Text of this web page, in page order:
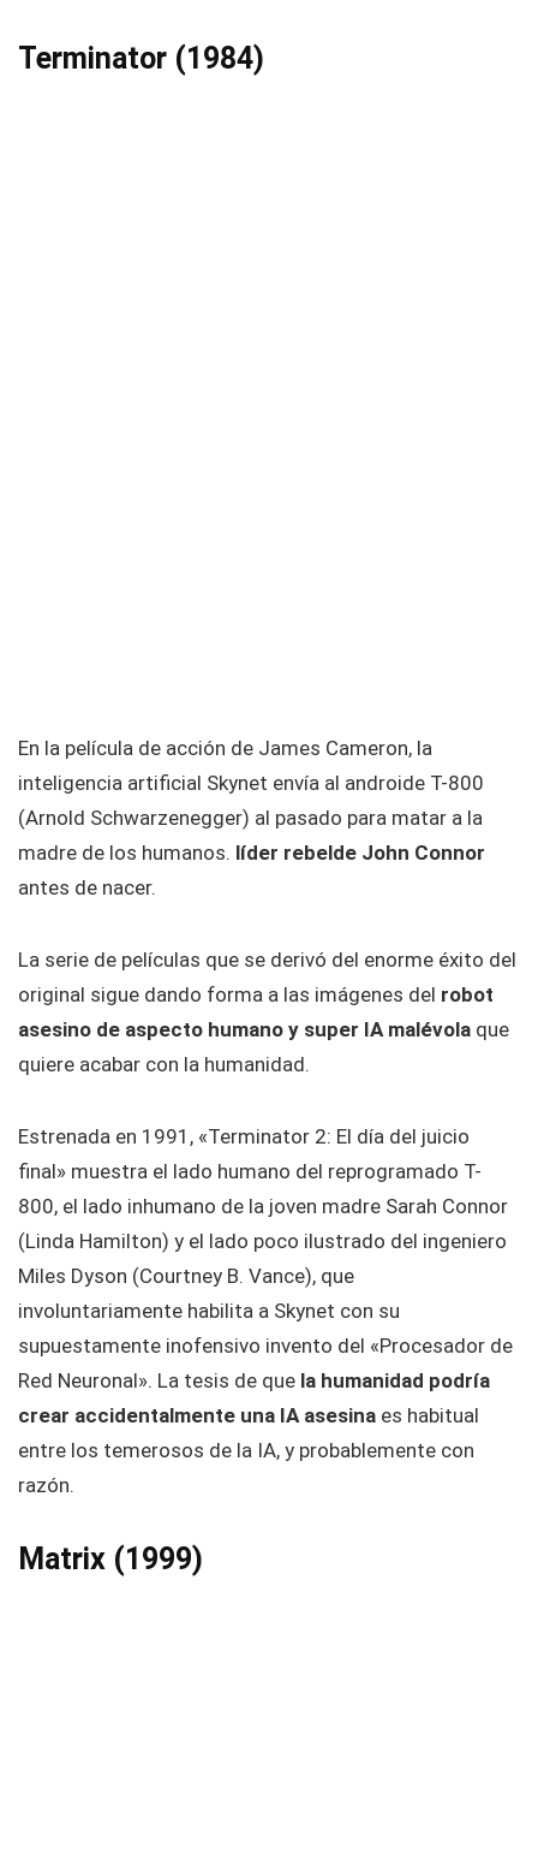
Terminator (1984)
En la película de acción de James Cameron, la
inteligencia artificial Skynet envía al androide T-800
(Arnold Schwarzenegger) al pasado para matar a la
madre de los humanos. líder rebelde John Connor
antes de nacer.
La serie de películas que se derivó del enorme éxito del
original sigue dando forma a las imágenes del robot
asesino de aspecto humano y super IA malévola que
quiere acabar con la humanidad.
Estrenada en 1991, «Terminator 2: El día del juicio
final» muestra el lado humano del reprogramado T-
800, el lado inhumano de la joven madre Sarah Connor
(Linda Hamilton) y el lado poco ilustrado del ingeniero
Miles Dyson (Courtney B. Vance), que
involuntariamente habilita a Skynet con su
supuestamente inofensivo invento del «Procesador de
Red Neuronal». La tesis de que la humanidad podría
crear accidentalmente una IA asesina es habitual
entre los temerosos de la IA, y probablemente con
razón.
Matrix (1999)